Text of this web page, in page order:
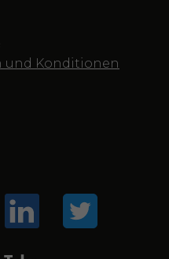
und Konditionen